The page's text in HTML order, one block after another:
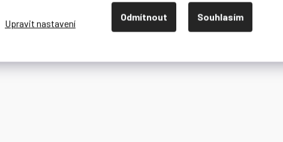
Odmítnout Souhlasím